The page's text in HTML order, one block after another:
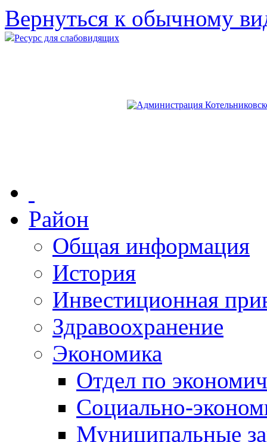
Вернуться к обычному
Ресурс для слабовидящих
Район
Общая информация
История
Инвестиционная
Здравоохранение
Экономика
Отдел по
Социально-
Муниципальные